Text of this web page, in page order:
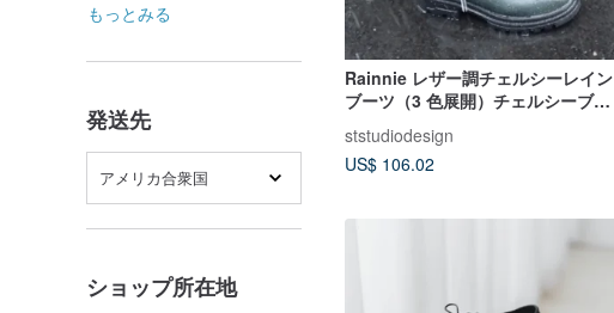
もっとみる
発送先
アメリカ合衆国
ショップ所在地
Rainnie レザー調チェルシーレイン
ブーツ（3 色展開）チェルシーブー
水ブーツ 軽量
ststudiodesign
US$ 106.02